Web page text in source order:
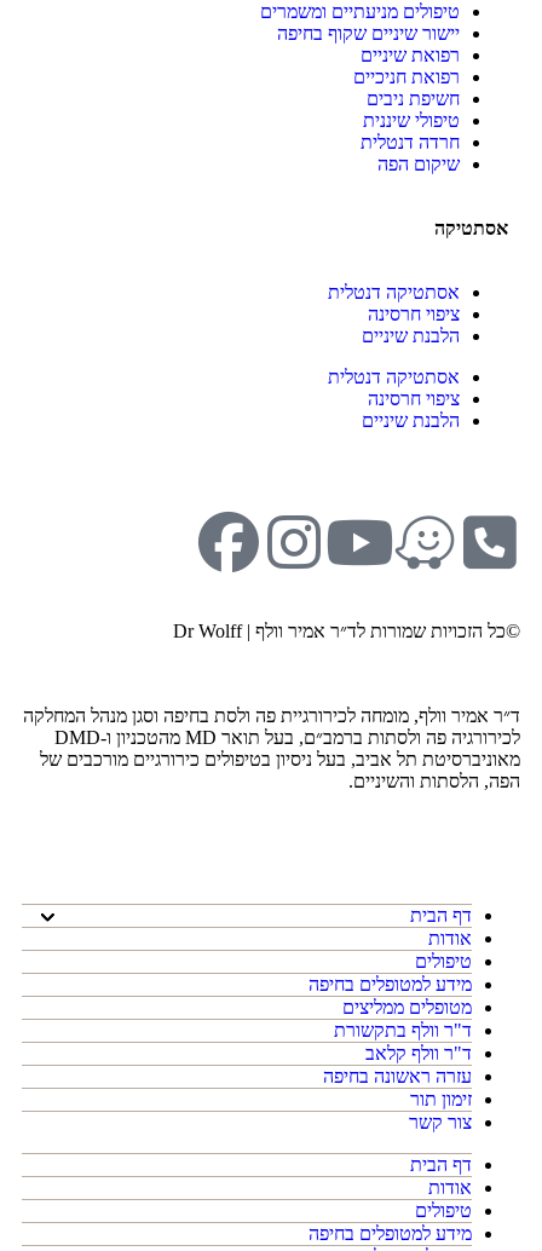
טיפולים מניעתיים ומשמרים
יישור שיניים שקוף בחיפה
רפואת שיניים
רפואת חניכיים
חשיפת ניבים
טיפולי שיננית
חרדה דנטלית
שיקום הפה
אסתטיקה
אסתטיקה דנטלית
ציפוי חרסינה
הלבנת שיניים
אסתטיקה דנטלית
ציפוי חרסינה
הלבנת שיניים
©כל הזכויות שמורות לד״ר אמיר וולף | Dr Wolff
ד״ר אמיר וולף, מומחה לכירורגיית פה ולסת בחיפה וסגן מנהל המחלקה
לכירורגיה פה ולסתות ברמב״ם, בעל תואר MD מהטכניון ו-DMD
מאוניברסיטת תל אביב, בעל ניסיון בטיפולים כירורגיים מורכבים של
הפה, הלסתות והשיניים.
דף הבית
אודות
טיפולים
מידע למטופלים בחיפה
מטופלים ממליצים
ד"ר וולף בתקשורת
ד"ר וולף קלאב
עזרה ראשונה בחיפה
זימון תור
צור‬ קשר
דף הבית
אודות
טיפולים
מידע למטופלים בחיפה